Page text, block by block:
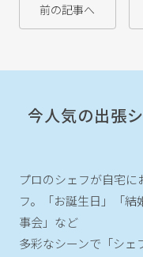
前の記事へ
今人気の出張
プロのシェフが自宅に
フ。
「お誕生日」「
事会」など
多彩なシーンで「シェ